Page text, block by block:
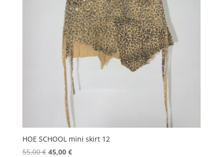
HOE SCHOOL mini skirt 12
55,00€ El
45,00 €El